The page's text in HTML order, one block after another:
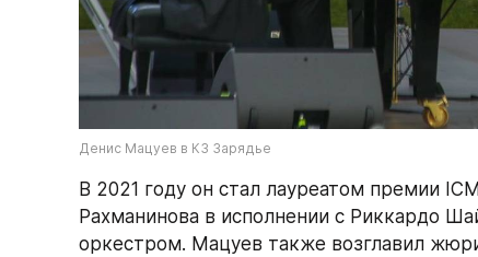
Денис Мацуев в КЗ Зарядье
В 2021 году он стал лауреатом премии
Рахманинова в исполнении с Риккардо
оркестром. Мацуев также возглавил